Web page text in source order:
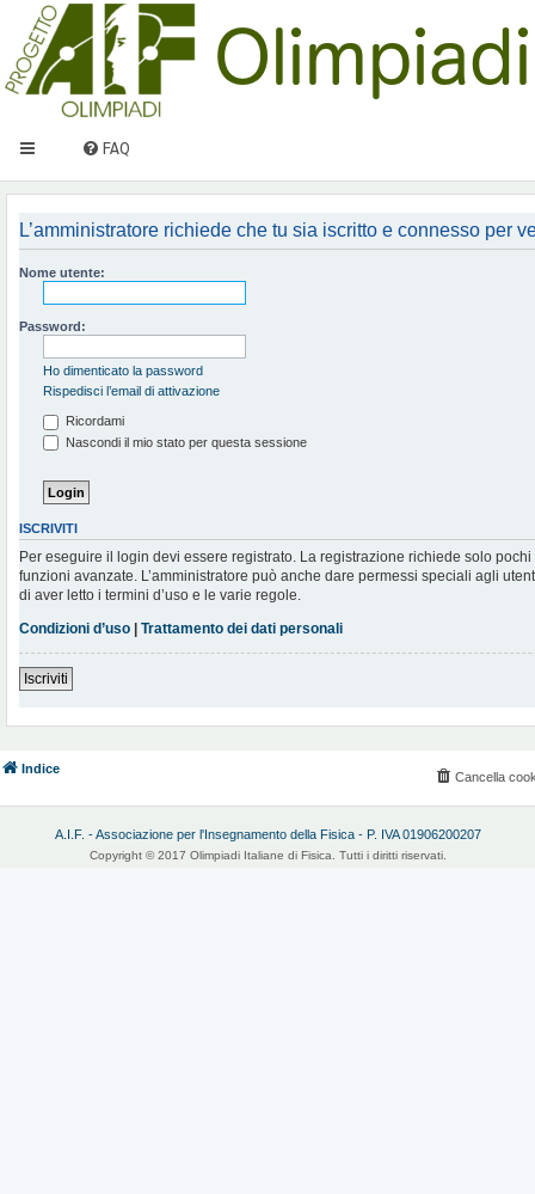
FAQ
L’amministratore richiede che tu sia iscritto e connesso per
Nome utente:
Password:
Ho dimenticato la password
Rispedisci l’email di attivazione
Ricordami
Nascondi il mio stato per questa sessione
ISCRIVITI
Per eseguire il login devi essere registrato. La registrazione richiede solo
funzioni avanzate. L’amministratore può anche dare permessi speciali agli
di aver letto i termini d’uso e le varie regole.
Condizioni d’uso | Trattamento dei dati personali
Iscriviti
Indice
Cancella
A.I.F. - Associazione per l'Insegnamento della Fisica - P. IVA 01906200207
Copyright © 2017 Olimpiadi Italiane di Fisica. Tutti i diritti riservati.